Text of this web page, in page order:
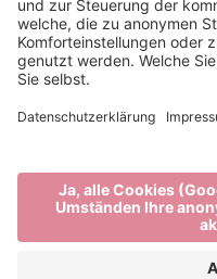
Brixen Tourismus
Privacy
Impressum
produced by